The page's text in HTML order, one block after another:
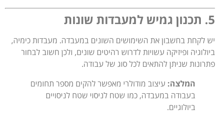
5. תכנון גמיש למעבדות שונות
יש לקחת בחשבון את השימושים השונים במעבדה. מעבדות כימיה,
ביולוגיה ופיזיקה עשויות לדרוש רהיטים שונים, ולכן חשוב לבחור
פתרונות שניתן להתאים לכל סוג של עבודה.
המלצה: עיצוב מודולרי מאפשר להקים מספר תחומים
בעבודה במעבדה, כמו שטח לניסוי שטח לניסויים
ביולוגיים.